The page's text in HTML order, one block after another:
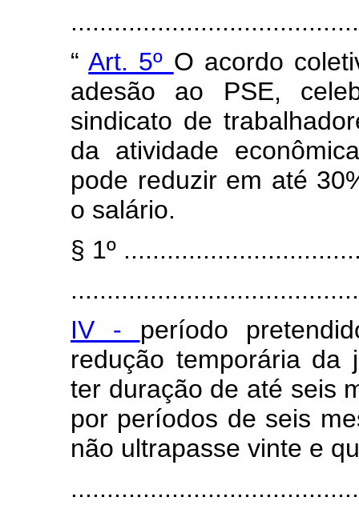
“Art. 5º O acordo
adesão ao PSE,
sindicato de
da atividade
pode reduzir em até
o salário.
§ 1º
IV - período
redução temporária da
ter duração de até seis
por períodos de seis
não ultrapasse vinte e